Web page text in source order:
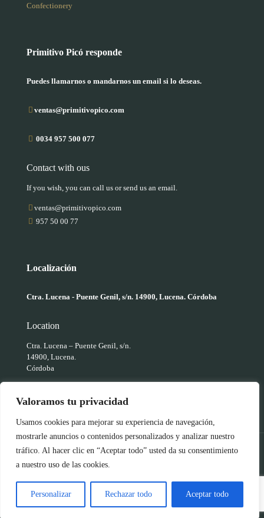
Valoramos tu privacidad
Usamos cookies para mejorar su experiencia de navegación,
mostrarle anuncios o contenidos personalizados y analizar nuestro
tráfico. Al hacer clic en “Aceptar todo” usted da su consentimiento
a nuestro uso de las cookies.
Personalizar Rechazar todo Aceptar todo
Confectionery
Primitivo Picó responde
Puedes llamarnos o mandarnos un email si lo deseas.
ventas@primitivopico.com
0034 957 500 077
Contact with ous
If you wish, you can call us or send us an email.
ventas@primitivopico.com
957 50 00 77
Localización
Ctra. Lucena - Puente Genil, s/n. 14900, Lucena. Córdoba
Location
Ctra. Lucena – Puente Genil, s/n.
14900, Lucena.
Córdoba
Todos los derechos reservados. Primitivo Pico · ®2026
Privacidad /Política de Contratación y Compra